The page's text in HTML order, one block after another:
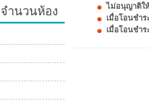
ไม่อนุญาติให้
เมื่อโอนชำร
เมื่อโอนชำร
ำนวนห้อง